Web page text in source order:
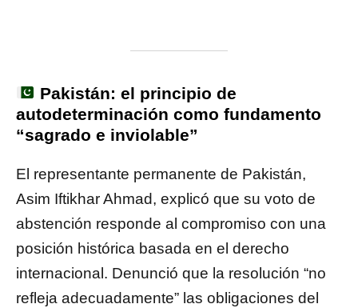
Pakistán: el principio de
autodeterminación como fundamento
“sagrado e inviolable”
El representante permanente de Pakistán,
Asim Iftikhar Ahmad, explicó que su voto de
abstención responde al compromiso con una
posición histórica basada en el derecho
internacional. Denunció que la resolución “no
refleja adecuadamente” las obligaciones del